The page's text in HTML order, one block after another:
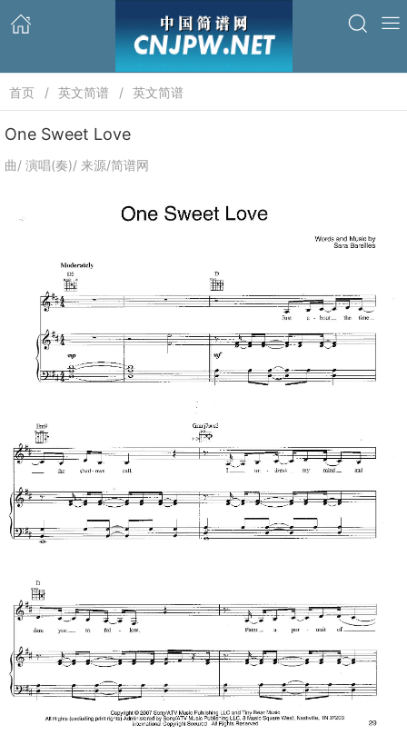
首页 英文简谱 英文简谱
One Sweet Love
曲/ 演唱(奏)/ 来源/简谱网